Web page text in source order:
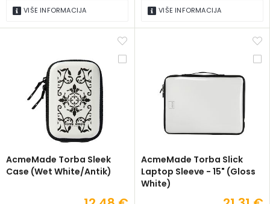
VIŠE INFORMACIJA VIŠE INFORMACIJA
AcmeMade Torba Sleek
Case (Wet White/Antik)
AcmeMade Torba Slick
Laptop Sleeve - 15" (Gloss
White)